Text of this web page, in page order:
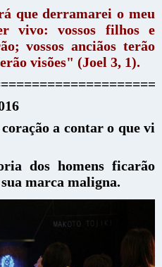
que derramarei o meu
vivo: vossos filhos e
vossos anciãos terão
visões" (Joel 3, 1).
a contar o que vi
dos homens ficarão
marca maligna.